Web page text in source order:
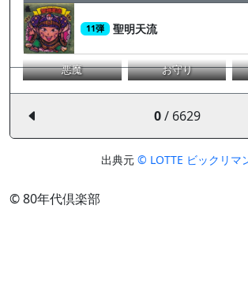
11弾 聖明天流
悪魔 お守り
0/ 6629
出典元 © LOTTE ビックリマ
© 80年代倶楽部